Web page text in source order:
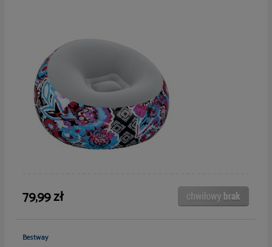
79,99 zł
Bestway